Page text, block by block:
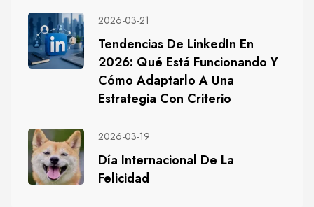
2026-03-21
Tendencias De LinkedIn En
2026: Qué Está Funcionando Y
Cómo Adaptarlo A Una
Estrategia Con Criterio
2026-03-19
Día Internacional De La
Felicidad